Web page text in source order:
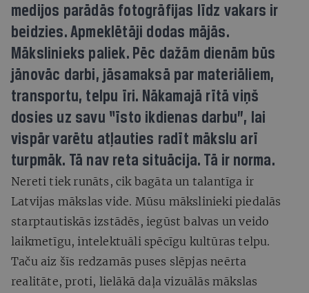
medijos parādās fotogrāfijas līdz vakars ir
beidzies. Apmeklētāji dodas mājās.
Mākslinieks paliek. Pēc dažām dienām būs
jānovāc darbi, jāsamaksā par materiāliem,
transportu, telpu īri. Nākamajā rītā viņš
dosies uz savu “īsto ikdienas darbu”, lai
vispār varētu atļauties radīt mākslu arī
turpmāk. Tā nav reta situācija. Tā ir norma.
Nereti tiek runāts, cik bagāta un talantīga ir
Latvijas mākslas vide. Mūsu mākslinieki piedalās
starptautiskās izstādēs, iegūst balvas un veido
laikmetīgu, intelektuāli spēcīgu kultūras telpu.
Taču aiz šīs redzamās puses slēpjas neērta
realitāte, proti, lielākā daļa vizuālās mākslas